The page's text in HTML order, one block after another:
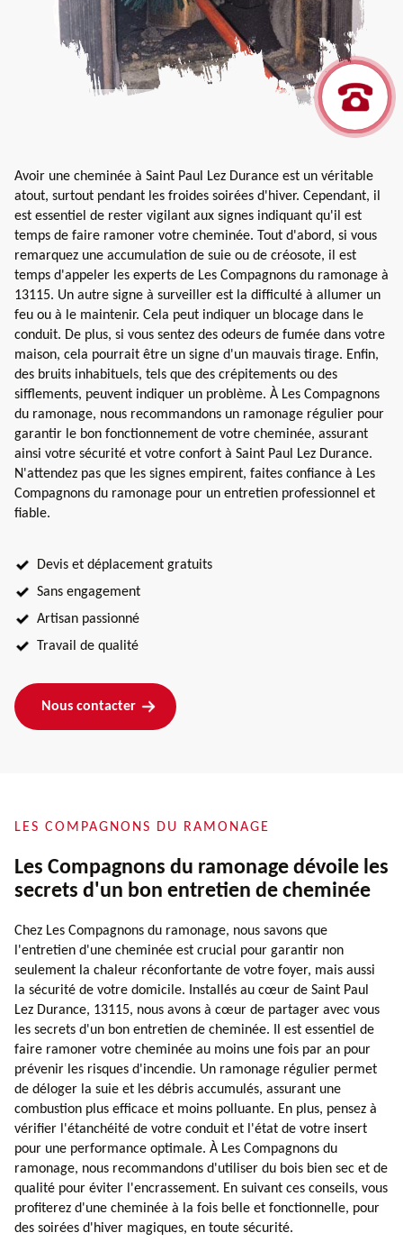
Avoir une cheminée à Saint Paul Lez Durance est un véritable
atout, surtout pendant les froides soirées d'hiver. Cependant, il
est essentiel de rester vigilant aux signes indiquant qu'il est
temps de faire ramoner votre cheminée. Tout d'abord, si vous
remarquez une accumulation de suie ou de créosote, il est
temps d'appeler les experts de Les Compagnons du ramonage à
13115. Un autre signe à surveiller est la difficulté à allumer un
feu ou à le maintenir. Cela peut indiquer un blocage dans le
conduit. De plus, si vous sentez des odeurs de fumée dans votre
maison, cela pourrait être un signe d'un mauvais tirage. Enfin,
des bruits inhabituels, tels que des crépitements ou des
sifflements, peuvent indiquer un problème. À Les Compagnons
du ramonage, nous recommandons un ramonage régulier pour
garantir le bon fonctionnement de votre cheminée, assurant
ainsi votre sécurité et votre confort à Saint Paul Lez Durance.
N'attendez pas que les signes empirent, faites confiance à Les
Compagnons du ramonage pour un entretien professionnel et
fiable.
Devis et déplacement gratuits
Sans engagement
Artisan passionné
Travail de qualité
Nous contacter
LES COMPAGNONS DU RAMONAGE
Les Compagnons du ramonage dévoile les
secrets d'un bon entretien de cheminée
Chez Les Compagnons du ramonage, nous savons que
l'entretien d'une cheminée est crucial pour garantir non
seulement la chaleur réconfortante de votre foyer, mais aussi
la sécurité de votre domicile. Installés au cœur de Saint Paul
Lez Durance, 13115, nous avons à cœur de partager avec vous
les secrets d'un bon entretien de cheminée. Il est essentiel de
faire ramoner votre cheminée au moins une fois par an pour
prévenir les risques d'incendie. Un ramonage régulier permet
de déloger la suie et les débris accumulés, assurant une
combustion plus efficace et moins polluante. En plus, pensez à
vérifier l'étanchéité de votre conduit et l'état de votre insert
pour une performance optimale. À Les Compagnons du
ramonage, nous recommandons d'utiliser du bois bien sec et de
qualité pour éviter l'encrassement. En suivant ces conseils, vous
profiterez d'une cheminée à la fois belle et fonctionnelle, pour
des soirées d'hiver magiques, en toute sécurité.